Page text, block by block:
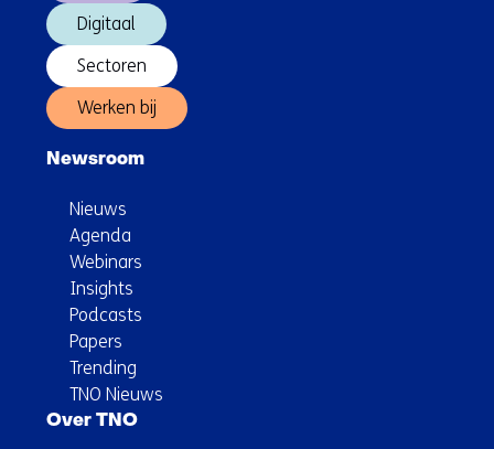
Digitaal
Sectoren
Werken bij
Newsroom
Nieuws
Agenda
Webinars
Insights
Podcasts
Papers
Trending
TNO Nieuws
Over TNO